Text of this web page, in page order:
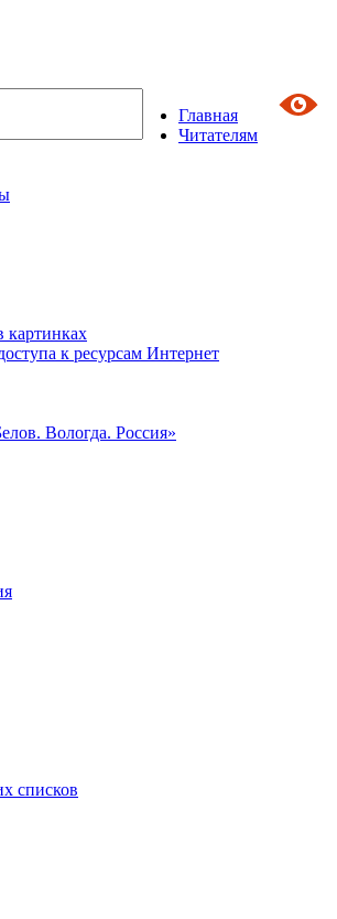
Главная
Читателям
картинках
к ресурсам Интернет
Вологда. Россия»
списков